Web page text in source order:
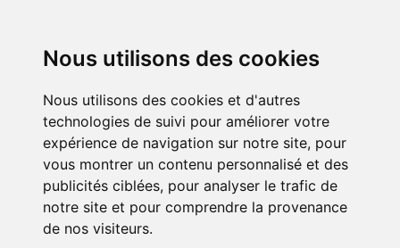
Nous utilisons des cookies
Nous utilisons des cookies et d'autres
technologies de suivi pour améliorer votre
expérience de navigation sur notre site, pour
vous montrer un contenu personnalisé et des
publicités ciblées, pour analyser le trafic de
notre site et pour comprendre la provenance
de nos visiteurs.